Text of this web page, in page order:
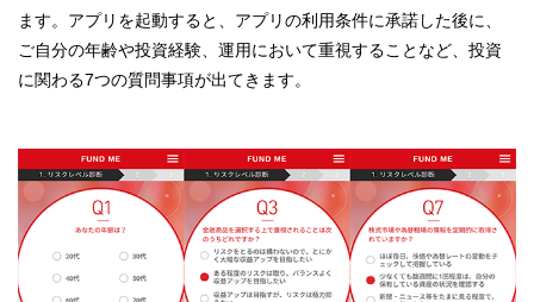
ます。アプリを起動すると、アプリの利用条件に承諾した後に、
ご自分の年齢や投資経験、運用において重視することなど、投資
に関わる7つの質問事項が出てきます。